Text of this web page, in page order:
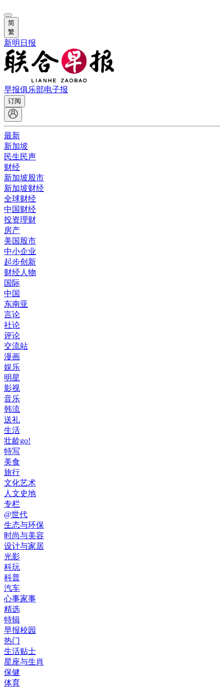
简
繁
新明日报
早报俱乐部电子报
订阅
最新
新加坡
民生民声
财经
新加坡股市
新加坡财经
全球财经
中国财经
投资理财
房产
美国股市
中小企业
起步创新
财经人物
国际
中国
东南亚
言论
社论
评论
交流站
漫画
娱乐
明星
影视
音乐
韩流
送礼
生活
壮龄go!
特写
美食
旅行
文化艺术
人文史地
专栏
@世代
生态与环保
时尚与美容
设计与家居
光影
科玩
科普
汽车
心事家事
精选
特辑
早报校园
热门
生活贴士
星座与生肖
保健
体育